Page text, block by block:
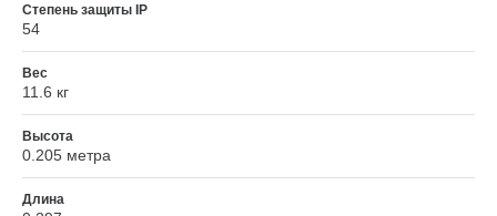
Степень защиты IP
54
Вес
11.6 кг
Высота
0.205 метра
Длина